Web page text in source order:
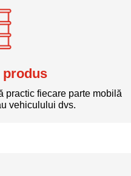
produs
practic fiecare parte mobilă
vehiculului dvs.